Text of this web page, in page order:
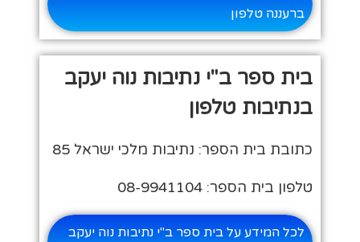
ברעננה טלפון
בית ספר ב"י נתיבות נוה יעקב
בנתיבות טלפון
כתובת בית הספר: נתיבות מלכי ישראל 85
טלפון בית הספר: 08-9941104
לכל המידע על בית ספר ב"י נתיבות נוה יעקב